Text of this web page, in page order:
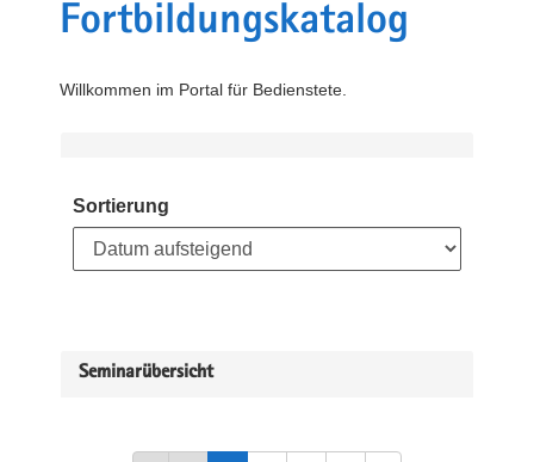
Fortbildungskatalog
Willkommen im Portal für Bedienstete.
Sortierung
Seminarübersicht